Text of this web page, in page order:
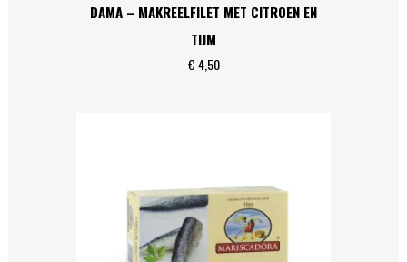
DAMA – MAKREELFILET MET CITROEN EN
TIJM
€4,50